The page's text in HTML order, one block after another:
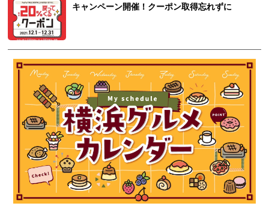
キャンペーン開催！クーポン取得忘れずに